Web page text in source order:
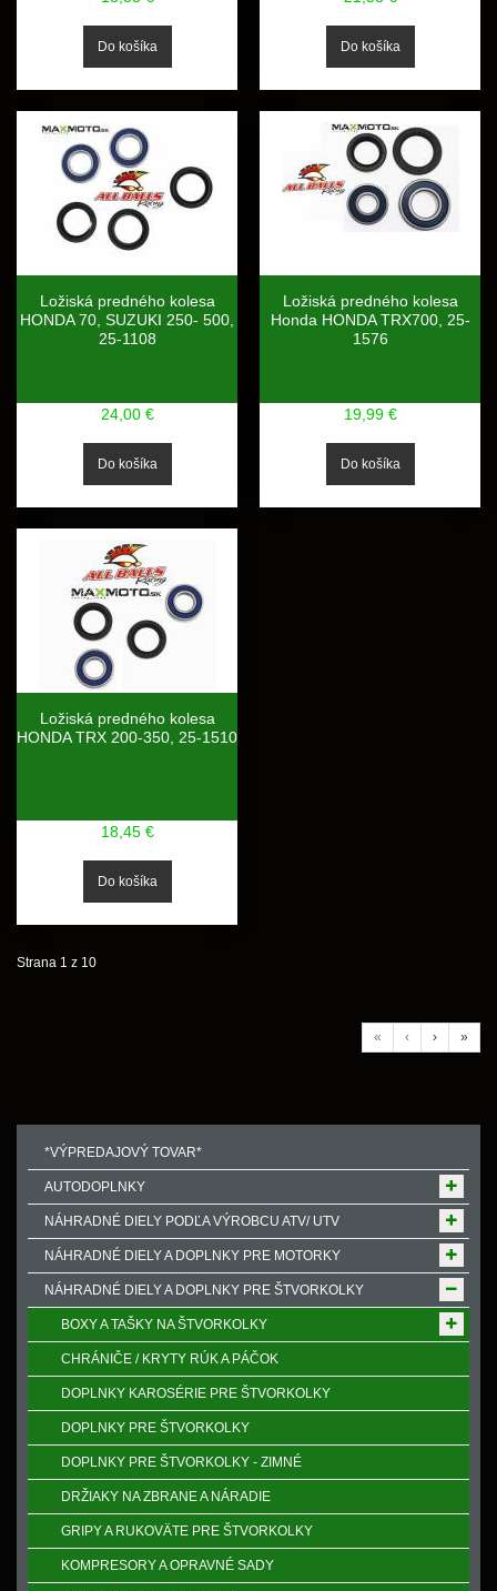
Ložiská predného kolesa
HONDA 70, SUZUKI 250- 500,
25-1108
24,00 €
Ložiská predného kolesa
Honda HONDA TRX700, 25-
1576
19,99 €
Ložiská predného kolesa
HONDA TRX 200-350, 25-1510
18,45 €
Strana 1 z 10
« ‹ › »
*VÝPREDAJOVÝ TOVAR*
AUTODOPLNKY
NÁHRADNÉ DIELY PODĽA VÝROBCU ATV/ UTV
NÁHRADNÉ DIELY A DOPLNKY PRE MOTORKY
NÁHRADNÉ DIELY A DOPLNKY PRE ŠTVORKOLKY
BOXY A TAŠKY NA ŠTVORKOLKY
CHRÁNIČE / KRYTY RÚK A PÁČOK
DOPLNKY KAROSÉRIE PRE ŠTVORKOLKY
DOPLNKY PRE ŠTVORKOLKY
DOPLNKY PRE ŠTVORKOLKY - ZIMNÉ
DRŽIAKY NA ZBRANE A NÁRADIE
GRIPY A RUKOVӒTE PRE ŠTVORKOLKY
KOMPRESORY A OPRAVNÉ SADY